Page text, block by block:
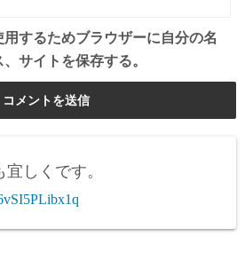
するためブラウザーに自分の名
サイトを保存する。
しくです。